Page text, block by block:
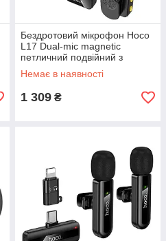
Бездротовий мікрофон Hoco
L17 Dual-mic magnetic
петличний подвійний з
кейсом Type-C Lightning
Немає в наявності
1 309 ₴